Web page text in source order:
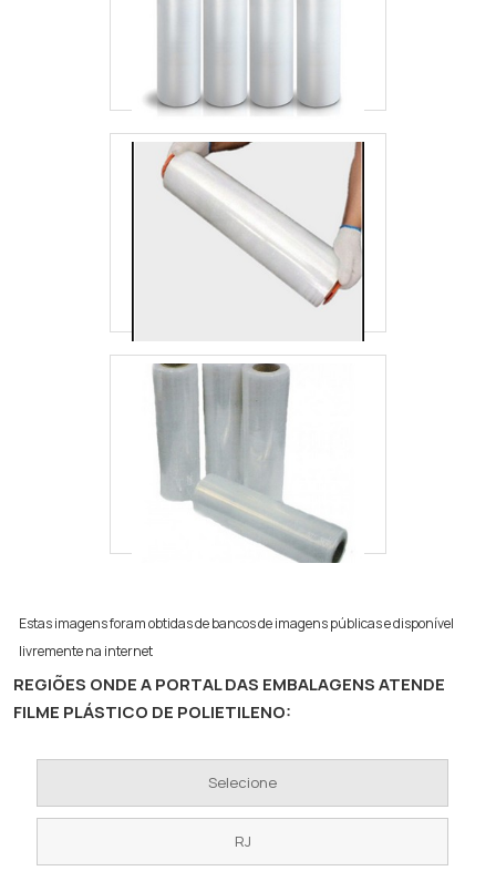
Estas imagens foram obtidas de bancos de imagens públicas e disponível
livremente na internet
REGIÕES ONDE A PORTAL DAS EMBALAGENS ATENDE
FILME PLÁSTICO DE POLIETILENO:
Selecione
RJ